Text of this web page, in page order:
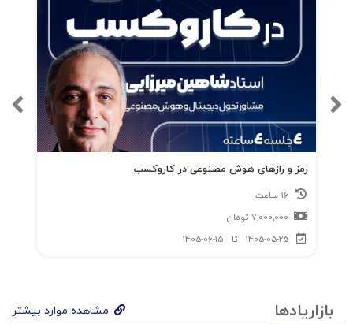
رمز و رازهای هوش مصنوعی در کاروکسب
7,000,000 تومان
1405-05-25
تا 1405-06-15
بازاریادها مشاهده موارد بیشتر